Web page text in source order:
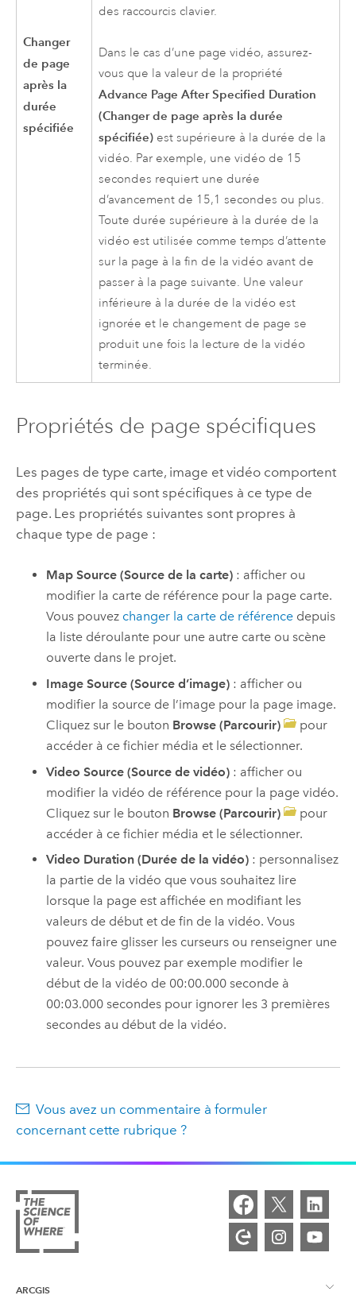
Changer
de page
après la
durée
spécifiée
des raccourcis clavier.
Dans le cas d’une page vidéo, assurez-
vous que la valeur de la propriété
Advance Page After Specified Duration
(Changer de page après la durée
spécifiée) est supérieure à la durée de la
vidéo. Par exemple, une vidéo de 15
secondes requiert une durée
d’avancement de 15,1 secondes ou plus.
Toute durée supérieure à la durée de la
vidéo est utilisée comme temps d’attente
sur la page à la fin de la vidéo avant de
passer à la page suivante. Une valeur
inférieure à la durée de la vidéo est
ignorée et le changement de page se
produit une fois la lecture de la vidéo
terminée.
Propriétés de page spécifiques
Les pages de type carte, image et vidéo comportent
des propriétés qui sont spécifiques à ce type de
page. Les propriétés suivantes sont propres à
chaque type de page :
Map Source (Source de la carte) : afficher ou
modifier la carte de référence pour la page carte.
Vous pouvez changer la carte de référence depuis
la liste déroulante pour une autre carte ou scène
ouverte dans le projet.
Image Source (Source d’image) : afficher ou
modifier la source de l’image pour la page image.
Cliquez sur le bouton Browse (Parcourir)
pour
accéder à ce fichier média et le sélectionner.
Video Source (Source de vidéo) : afficher ou
modifier la vidéo de référence pour la page vidéo.
Cliquez sur le bouton Browse (Parcourir)
pour
accéder à ce fichier média et le sélectionner.
Video Duration (Durée de la vidéo) : personnalisez
la partie de la vidéo que vous souhaitez lire
lorsque la page est affichée en modifiant les
valeurs de début et de fin de la vidéo. Vous
pouvez faire glisser les curseurs ou renseigner une
valeur. Vous pouvez par exemple modifier le
début de la vidéo de 00:00.000 seconde à
00:03.000 secondes pour ignorer les 3 premières
secondes au début de la vidéo.
Vous avez un commentaire à formuler
concernant cette rubrique ?
ARCGIS